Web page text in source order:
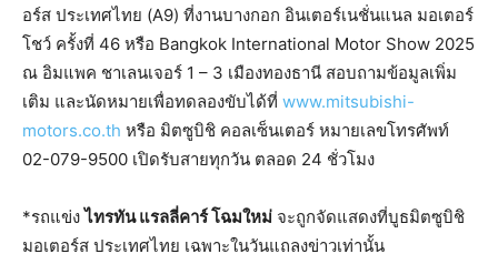
อร์ส ประเทศไทย (A9) ที่งานบางกอก อินเตอร์เนชั่นแนล มอเตอร์
โชว์ ครั้งที่ 46 หรือ Bangkok International Motor Show 2025
ณ อิมแพค ชาเลนเจอร์ 1 – 3 เมืองทองธานี สอบถามข้อมูลเพิ่ม
เติม และนัดหมายเพื่อทดลองขับได้ที่ www.mitsubishi-
motors.co.th หรือ มิตซูบิชิ คอลเซ็นเตอร์ หมายเลขโทรศัพท์
02-079-9500 เปิดรับสายทุกวัน ตลอด 24 ชั่วโมง
*รถแข่งไทรทัน แรลลี่คาร์โฉมใหม่ จะถูกจัดแสดงที่บูธมิตซูบิชิ
มอเตอร์ส ประเทศไทย เฉพาะในวันแถลงข่าวเท่านั้น